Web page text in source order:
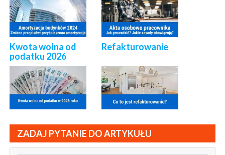
Kwota wolna od
podatku 2026
Refakturowanie
ZADAJ PYTANIE DO ARTYKUŁU